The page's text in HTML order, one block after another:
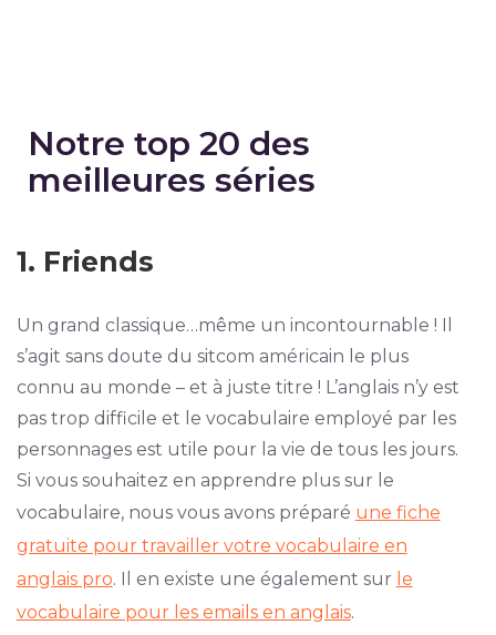
Notre top 20 des
meilleures séries
1. Friends
Un grand classique…même un incontournable ! Il
s’agit sans doute du sitcom américain le plus
connu au monde – et à juste titre ! L’anglais n’y est
pas trop difficile et le vocabulaire employé par les
personnages est utile pour la vie de tous les jours.
Si vous souhaitez en apprendre plus sur le
vocabulaire, nous vous avons préparé une fiche
gratuite pour travailler votre vocabulaire en
anglais pro. Il en existe une également sur le
vocabulaire pour les emails en anglais.